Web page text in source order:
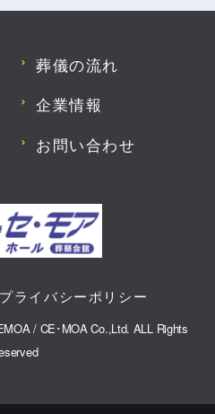
葬儀の流れ
企業情報
お問い合わせ
プライバシーポリシー
/ CE･MOA Co.,Ltd. ALL Rights